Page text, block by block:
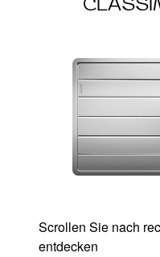
Scrollen Sie nach
entdecken